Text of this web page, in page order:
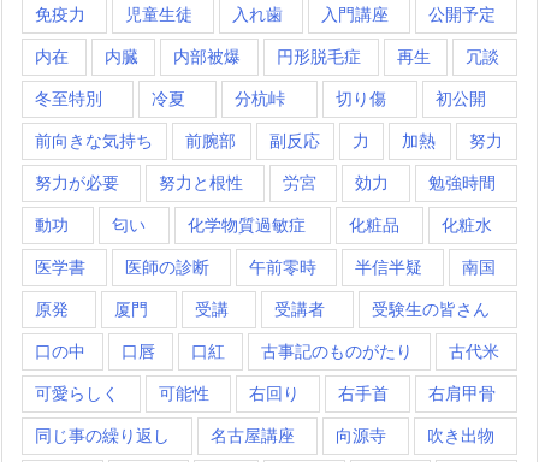
免疫力 児童生徒 入れ歯 入門講座 公開予定
内在 内臓 内部被爆 円形脱毛症 再生 冗談
冬至特別 冷夏 分杭峠 切り傷 初公開
前向きな気持ち 前腕部 副反応 力 加熱 努力
努力が必要 努力と根性 労宮 効力 勉強時間
動功 匂い 化学物質過敏症 化粧品 化粧水
医学書 医師の診断 午前零時 半信半疑 南国
原発 厦門 受講 受講者 受験生の皆さん
口の中 口唇 口紅 古事記のものがたり 古代米
可愛らしく 可能性 右回り 右手首 右肩甲骨
同じ事の繰り返し 名古屋講座 向源寺 吹き出物